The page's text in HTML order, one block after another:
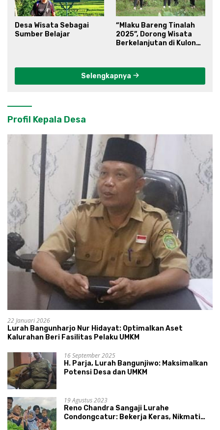
Desa Wisata Sebagai
Sumber Belajar
“Mlaku Bareng Tinalah
2025”, Dorong Wisata
Berkelanjutan di Kulon
Selengkapnya
Profil Kepala Desa
22 Januari 2026
Lurah Bangunharjo Nur Hidayat: Optimalkan Aset
Kalurahan Beri Fasilitas Pelaku UMKM
16 September 2025
H. Parja, Lurah Bangunjiwo: Maksimalkan
Potensi Desa dan UMKM
19 Agustus 2023
Reno Chandra Sangaji Lurahe
Condongcatur: Bekerja Keras, Nikmati